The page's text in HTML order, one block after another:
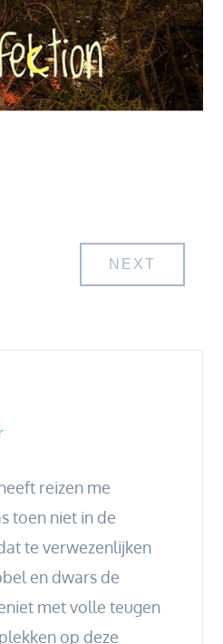
NEXT
reizen me
toen niet in de
te verwezenlijken
en dwars de
met volle teugen
op deze